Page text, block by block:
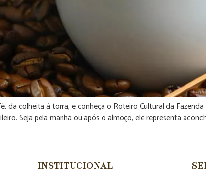
da colheita à torra, e conheça o Roteiro Cultural da
Seja pela manhã ou após o almoço, ele representa
INSTITUCIONAL